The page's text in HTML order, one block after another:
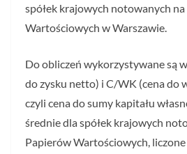
spółek krajowych notowanych
Wartościowych w Warszawie.
Do obliczeń wykorzystywane są
do zysku netto) i C/WK (cena do
czyli cena do sumy kapitału
średnie dla spółek krajowych
Papierów Wartościowych,